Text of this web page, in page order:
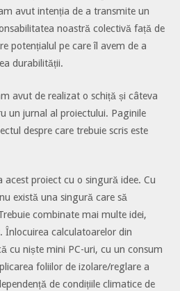
avut intenția de a transmite un
noastră colectivă față de
potențialul pe care îl avem de a
durabilității.
avut de realizat o schiță și câteva
un jurnal al proiectului. Paginile
despre care trebuie scris este
proiect cu o singură idee. Cu
există una singură care să
combinate mai multe idei,
Înlocuirea calculatoarelor din
cu niște mini PC-uri, cu un consum
foliilor de izolare/reglare a
de condițiile climatice de